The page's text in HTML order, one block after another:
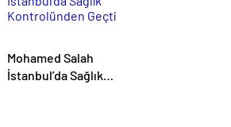
Mohamed Salah
İstanbul’da Sağlık